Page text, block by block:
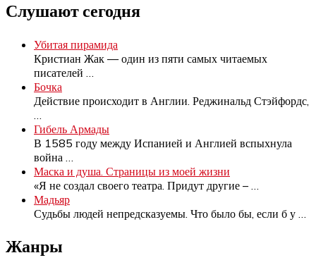
Слушают сегодня
Убитая пирамида
Кристиан Жак — один из пяти самых читаемых
писателей
Бочка
Действие происходит в Англии. Реджинальд Стэйфордс,
Гибель Армады
В 1585 году между Испанией и Англией вспыхнула
война
Маска и душа. Страницы из моей жизни
«Я не создал своего театра. Придут другие –
Мадьяр
Судьбы людей непредсказуемы. Что было бы, если б у
Жанры